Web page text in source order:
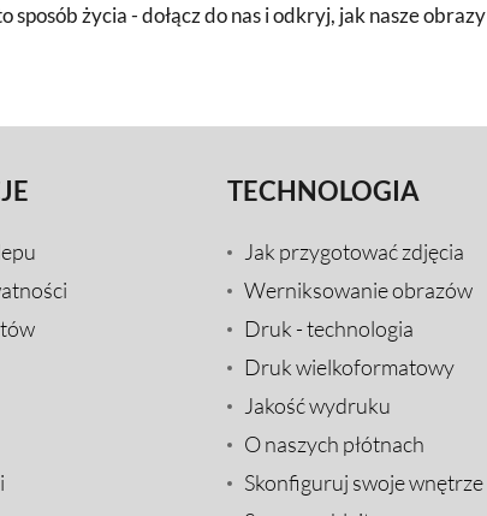
życia - dołącz do nas i odkryj, jak nasze obrazy
TECHNOLOGIA
Jak przygotować zdjęcia
Werniksowanie obrazów
Druk - technologia
Druk wielkoformatowy
Jakość wydruku
O naszych płótnach
Skonfiguruj swoje wnętrze